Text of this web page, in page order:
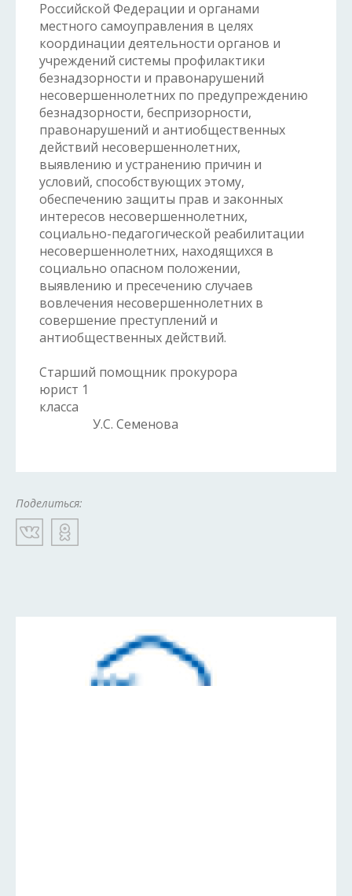
Российской Федерации и органами
местного самоуправления в целях
координации деятельности органов и
учреждений системы профилактики
безнадзорности и правонарушений
несовершеннолетних по предупреждению
безнадзорности, беспризорности,
правонарушений и антиобщественных
действий несовершеннолетних,
выявлению и устранению причин и
условий, способствующих этому,
обеспечению защиты прав и законных
интересов несовершеннолетних,
социально-педагогической реабилитации
несовершеннолетних, находящихся в
социально опасном положении,
выявлению и пресечению случаев
вовлечения несовершеннолетних в
совершение преступлений и
антиобщественных действий.
Старший помощник прокурора
юрист 1
класса
У.С. Семенова
Поделиться: